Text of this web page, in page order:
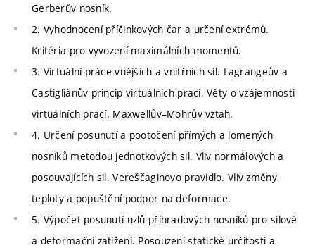
Gerberův nosník.
2. Vyhodnocení příčinkových čar a určení extrémů.
Kritéria pro vyvození maximálních momentů.
3. Virtuální práce vnějších a vnitřních sil. Lagrangeův a
Castigliánův princip virtuálních prací. Věty o vzájemnosti
virtuálních prací. Maxwellův–Mohrův vztah.
4. Určení posunutí a pootočení přímých a lomených
nosníků metodou jednotkových sil. Vliv normálových a
posouvajících sil. Vereščaginovo pravidlo. Vliv změny
teploty a popuštění podpor na deformace.
5. Výpočet posunutí uzlů příhradových nosníků pro silové
a deformační zatížení. Posouzení statické určitosti a